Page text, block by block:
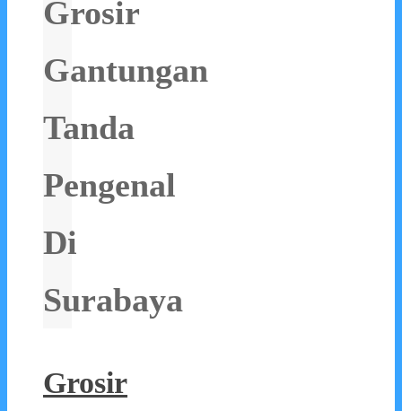
Grosir
Gantungan
Tanda
Pengenal
Di
Surabaya
Grosir